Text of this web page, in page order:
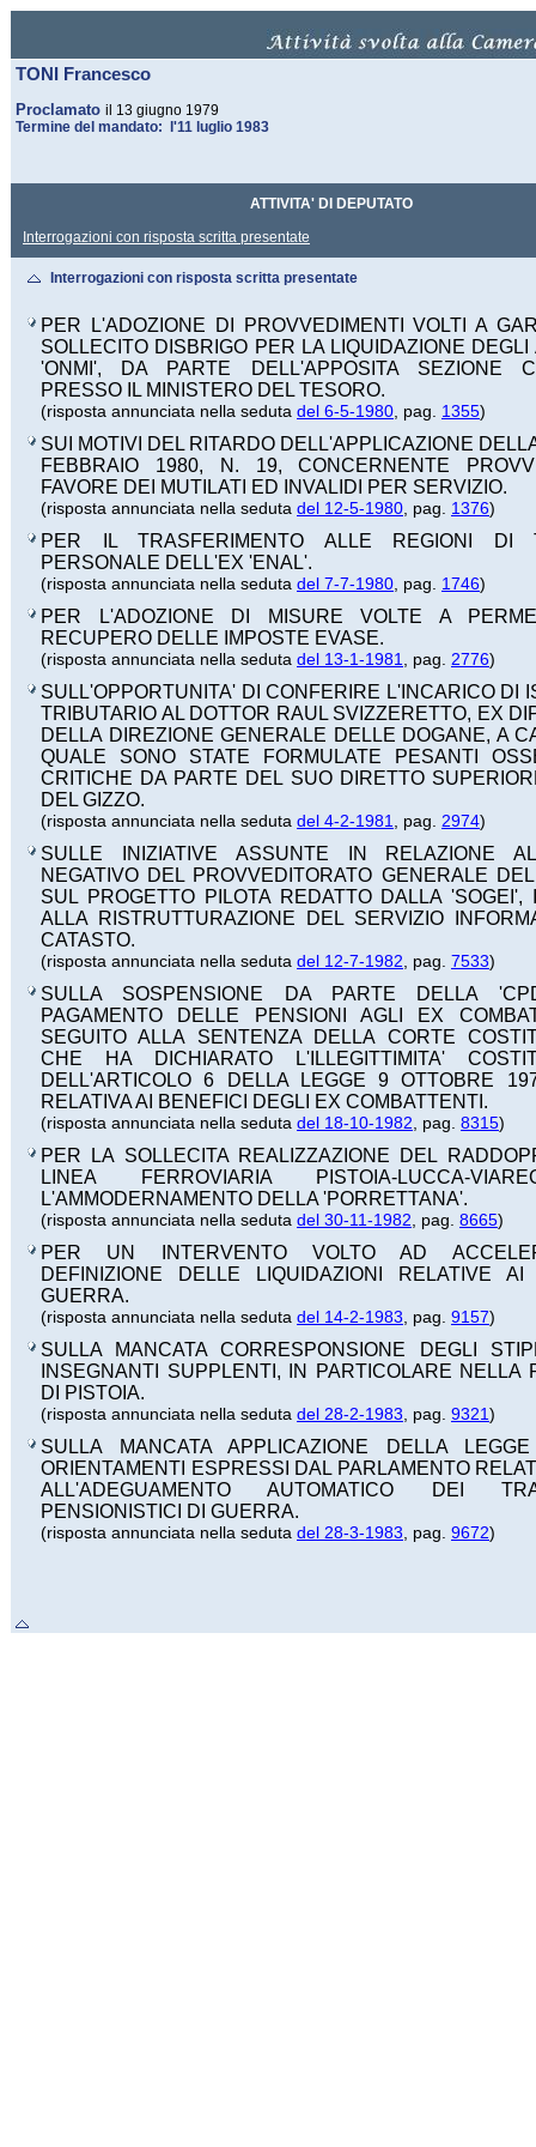
TONI Francesco
Proclamato il 13 giugno 1979
Termine del mandato: l'11 luglio 1983
ATTIVITA' DI DEPUTATO
Interrogazioni con risposta scritta presentate
Interrogazioni con risposta scritta presentate
PER L'ADOZIONE DI PROVVEDIMENTI VOLTI A
SOLLECITO DISBRIGO PER LA LIQUIDAZIONE DEGLI
'ONMI', DA PARTE DELL'APPOSITA SEZIONE
PRESSO IL MINISTERO DEL TESORO.
(risposta annunciata nella seduta del 6-5-1980 , pag. 1355)
SUI MOTIVI DEL RITARDO DELL'APPLICAZIONE
FEBBRAIO 1980, N. 19, CONCERNENTE
FAVORE DEI MUTILATI ED INVALIDI PER SERVIZIO.
(risposta annunciata nella seduta del 12-5-1980 , pag. 1376)
PER IL TRASFERIMENTO ALLE REGIONI DI
PERSONALE DELL'EX 'ENAL'.
(risposta annunciata nella seduta del 7-7-1980 , pag. 1746)
PER L'ADOZIONE DI MISURE VOLTE A
RECUPERO DELLE IMPOSTE EVASE.
(risposta annunciata nella seduta del 13-1-1981 , pag. 2776)
SULL'OPPORTUNITA' DI CONFERIRE L'INCARICO DI
TRIBUTARIO AL DOTTOR RAUL SVIZZERETTO, EX
DELLA DIREZIONE GENERALE DELLE DOGANE, A
QUALE SONO STATE FORMULATE PESANTI
CRITICHE DA PARTE DEL SUO DIRETTO
DEL GIZZO.
(risposta annunciata nella seduta del 4-2-1981 , pag. 2974)
SULLE INIZIATIVE ASSUNTE IN RELAZIONE
NEGATIVO DEL PROVVEDITORATO GENERALE
SUL PROGETTO PILOTA REDATTO DALLA 'SOGEI',
ALLA RISTRUTTURAZIONE DEL SERVIZIO
CATASTO.
(risposta annunciata nella seduta del 12-7-1982 , pag. 7533)
SULLA SOSPENSIONE DA PARTE DELLA
PAGAMENTO DELLE PENSIONI AGLI EX
SEGUITO ALLA SENTENZA DELLA CORTE
CHE HA DICHIARATO L'ILLEGITTIMITA'
DELL'ARTICOLO 6 DELLA LEGGE 9 OTTOBRE
RELATIVA AI BENEFICI DEGLI EX COMBATTENTI.
(risposta annunciata nella seduta del 18-10-1982 , pag. 8315)
PER LA SOLLECITA REALIZZAZIONE DEL
LINEA FERROVIARIA PISTOIA-LUCCA-
L'AMMODERNAMENTO DELLA 'PORRETTANA'.
(risposta annunciata nella seduta del 30-11-1982 , pag. 8665)
PER UN INTERVENTO VOLTO AD
DEFINIZIONE DELLE LIQUIDAZIONI RELATIVE
GUERRA.
(risposta annunciata nella seduta del 14-2-1983 , pag. 9157)
SULLA MANCATA CORRESPONSIONE DEGLI
INSEGNANTI SUPPLENTI, IN PARTICOLARE NELLA
DI PISTOIA.
(risposta annunciata nella seduta del 28-2-1983 , pag. 9321)
SULLA MANCATA APPLICAZIONE DELLA
ORIENTAMENTI ESPRESSI DAL PARLAMENTO
ALL'ADEGUAMENTO AUTOMATICO DEI
PENSIONISTICI DI GUERRA.
(risposta annunciata nella seduta del 28-3-1983 , pag. 9672)